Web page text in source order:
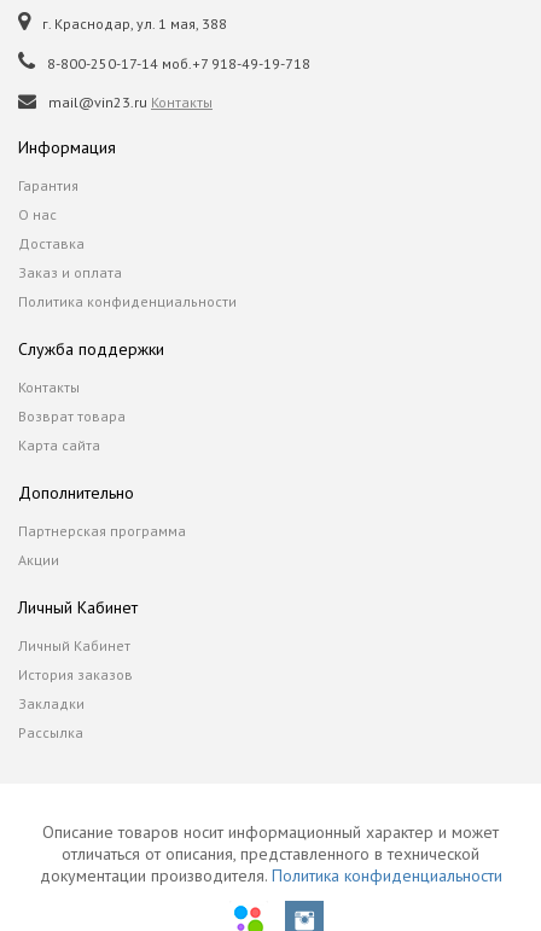
г. Краснодар, ул. 1 мая, 388
8-800-250-17-14 моб.+7 918-49-19-718
mail@vin23.ru Контакты
Информация
Гарантия
О нас
Доставка
Заказ и оплата
Политика конфиденциальности
Служба поддержки
Контакты
Возврат товара
Карта сайта
Дополнительно
Партнерская программа
Акции
Личный Кабинет
Личный Кабинет
История заказов
Закладки
Рассылка
Описание товаров носит информационный характер и может
отличаться от описания, представленного в технической
документации производителя. Политика конфиденциальности